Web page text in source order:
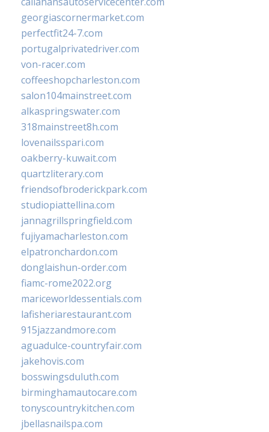
georgiascornermarket.com
perfectfit24-7.com
portugalprivatedriver.com
von-racer.com
coffeeshopcharleston.com
salon104mainstreet.com
alkaspringswater.com
318mainstreet8h.com
lovenailsspari.com
oakberry-kuwait.com
quartzliterary.com
friendsofbroderickpark.com
studiopiattellina.com
jannagrillspringfield.com
fujiyamacharleston.com
elpatronchardon.com
donglaishun-order.com
fiamc-rome2022.org
mariceworldessentials.com
lafisheriarestaurant.com
915jazzandmore.com
aguadulce-countryfair.com
jakehovis.com
bosswingsduluth.com
birminghamautocare.com
tonyscountrykitchen.com
jbellasnailspa.com